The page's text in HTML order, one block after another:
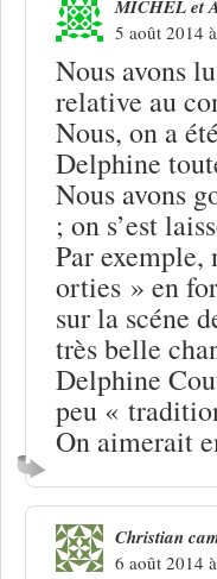
MICHEL et
5 août 2014
Nous avons
relative au
Nous, on a
Delphine
Nous avons
; on s’est
Par exemple,
orties » en
sur la scéne
très belle
Delphine
peu «
On aimerait
Christian
6 août 2014